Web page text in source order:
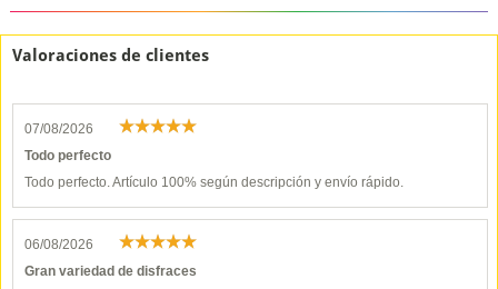
Valoraciones de clientes
07/08/2026
Todo perfecto
Todo perfecto. Artículo 100% según descripción y envío rápido.
06/08/2026
Gran variedad de disfraces